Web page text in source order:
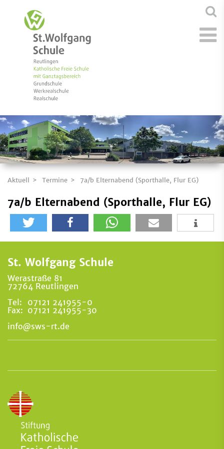
Aktuell Termine 7a/b Elternabend (Sporthalle, Flur EG)
7a/b Elternabend (Sporthalle, Flur EG)
St. Wolfgang Schule
Werastraße 81
72764 Reutlingen
Tel:
07121 241955-0
Fax: 07121 241955-30
info@sws-rt.de